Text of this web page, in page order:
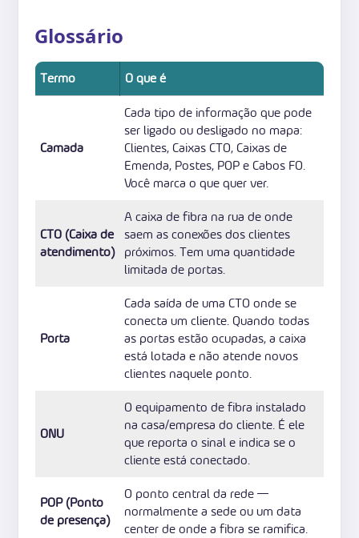
Glossário
Termo O que é
Camada
Cada tipo de informação que pode
ser ligado ou desligado no mapa:
Clientes, Caixas CTO, Caixas de
Emenda, Postes, POP e Cabos FO.
Você marca o que quer ver.
CTO (Caixa de
atendimento)
A caixa de fibra na rua de onde
saem as conexões dos clientes
próximos. Tem uma quantidade
limitada de portas.
Porta
Cada saída de uma CTO onde se
conecta um cliente. Quando todas
as portas estão ocupadas, a caixa
está lotada e não atende novos
clientes naquele ponto.
ONU
O equipamento de fibra instalado
na casa/empresa do cliente. É ele
que reporta o sinal e indica se o
cliente está conectado.
POP (Ponto
de presença)
O ponto central da rede —
normalmente a sede ou um data
center de onde a fibra se ramifica.